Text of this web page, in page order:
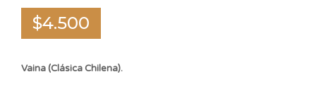
$4.500
Vaina (Clásica Chilena).